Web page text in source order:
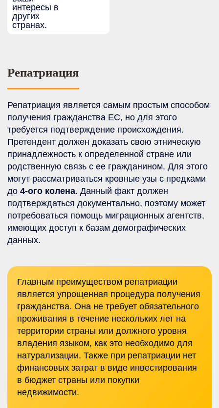
интересы в
других
странах.
Репатриация
Репатриация является самым простым способом
получения гражданства ЕС, но для этого
требуется подтверждение происхождения.
Претендент должен доказать свою этническую
принадлежность к определенной стране или
родственную связь с ее гражданином. Для этого
могут рассматриваться кровные узы с предками
до 4-ого колена. Данный факт должен
подтверждаться документально, поэтому может
потребоваться помощь миграционных агентств,
имеющих доступ к базам демографических
данных.
Главным преимуществом репатриации
является упрощенная процедура получения
гражданства. Она не требует обязательного
проживания в течение нескольких лет на
территории страны или должного уровня
владения языком, как это необходимо для
натурализации. Также при репатриации нет
финансовых затрат в виде инвестирования
в бюджет страны или покупки
недвижимости.